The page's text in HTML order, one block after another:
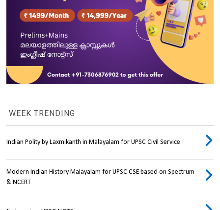
WEEK TRENDING
Indian Polity by Laxmikanth in Malayalam for UPSC Civil Service
Modern Indian History Malayalam for UPSC CSE based on Spectrum
& NCERT